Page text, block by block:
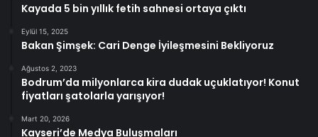
Kayada 5 bin yıllık fetih sahnesi ortaya çıktı
Eylül 15, 2025
Bakan Şimşek: Cari Denge İyileşmesini Bekliyoruz
Ağustos 2, 2023
Bodrum’da milyonlarca kira dudak uçuklatıyor! Konut
fiyatları şatolarla yarışıyor!
Mart 20, 2026
Kayseri’de Medya Buluşmaları